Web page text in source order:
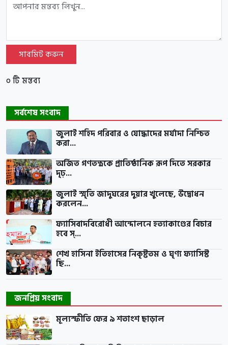
সাবমিট করুন
০ টি মন্তব্য
সর্বশেষ সংবাদ
জুলাই শহিদ পরিবার ও যোদ্ধাদের মর্যাদা নিশ্চিত
করা...
অর্জিত গণতন্ত্রকে প্রাতিষ্ঠানিক রূপ দিতে সরকার
দৃঢ়...
জুলাই স্মৃতি জাদুঘরের দুয়ার খুলেছে, উদ্বোধন
করলেন...
ফ্যাসিবাদবিরোধী আন্দোলনে হত্যাকাণ্ডের বিচার
হবে স্...
শেখ হাসিনা ইতিহাসের নিকৃষ্টতম ও ঘৃণ্য ফ্যাসিস্ট
ছি...
জনপ্রিয় সংবাদ
মূল্যস্ফীতি ফের ৯ শতাংশ ছাড়াল